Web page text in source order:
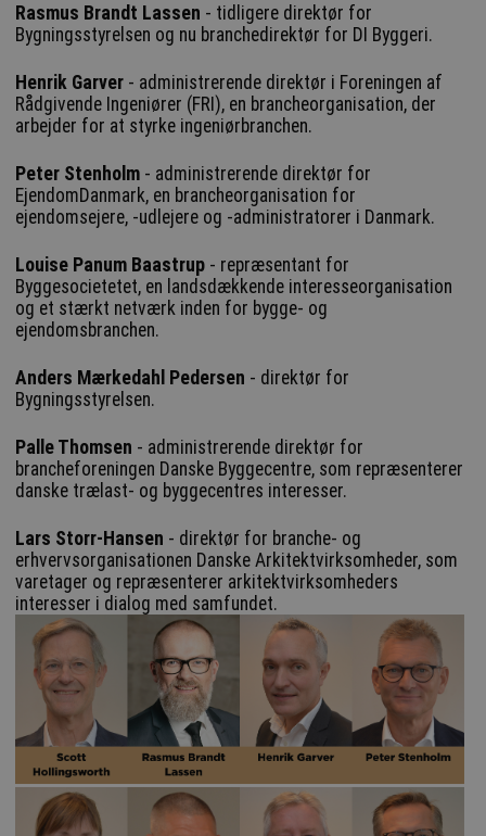
Rasmus Brandt Lassen - tidligere direktør for
Bygningsstyrelsen og nu branchedirektør for DI Byggeri.
Henrik Garver - administrerende direktør i Foreningen af
Rådgivende Ingeniører (FRI), en brancheorganisation, der
arbejder for at styrke ingeniørbranchen.
Peter Stenholm - administrerende direktør for
EjendomDanmark, en brancheorganisation for
ejendomsejere, -udlejere og -administratorer i Danmark.
Louise Panum Baastrup - repræsentant for
Byggesocietetet, en landsdækkende interesseorganisation
og et stærkt netværk inden for bygge- og
ejendomsbranchen.
Anders Mærkedahl Pedersen - direktør for
Bygningsstyrelsen.
Palle Thomsen - administrerende direktør for
brancheforeningen Danske Byggecentre, som repræsenterer
danske trælast- og byggecentres interesser.
Lars Storr-Hansen - direktør for branche- og
erhvervsorganisationen Danske Arkitektvirksomheder, som
varetager og repræsenterer arkitektvirksomheders
interesser i dialog med samfundet.